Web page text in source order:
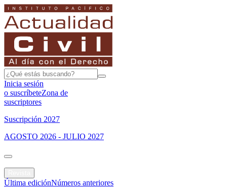
Inicia sesión
o suscríbeteZona de
suscriptores
Suscripción 2027
AGOSTO 2026 - JULIO 2027
Última ediciónNúmeros anteriores